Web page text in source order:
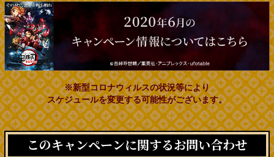
※新型コロナウィルスの状況等により
スケジュールを変更する可能性がございます。
このキャンペーンに関するお問い合わせ